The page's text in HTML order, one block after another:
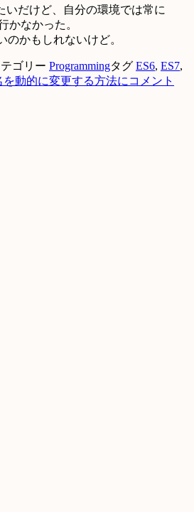
いだけど、自分の環境では常に
かなかった。
のかもしれないけど。
ゴリー Programmingタグ ES6, ES7,
を動的に変更する方法に コメント